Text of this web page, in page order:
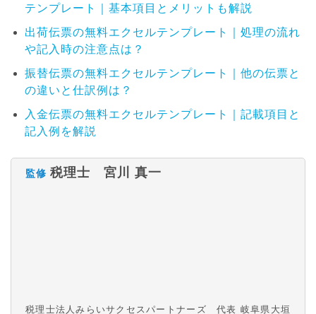
テンプレート｜基本項目とメリットも解説
出荷伝票の無料エクセルテンプレート｜処理の流れ
や記入時の注意点は？
振替伝票の無料エクセルテンプレート｜他の伝票と
の違いと仕訳例は？
入金伝票の無料エクセルテンプレート｜記載項目と
記入例を解説
監修 税理士 宮川 真一
税理士法人みらいサクセスパートナーズ 代表 岐阜県大垣